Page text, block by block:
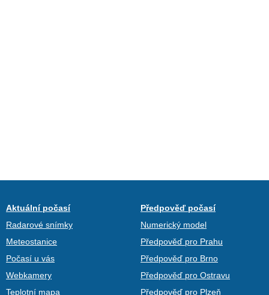
Aktuální počasí
Radarové snímky
Meteostanice
Počasí u vás
Webkamery
Teplotní mapa
Předpověď počasí
Numerický model
Předpověď pro Prahu
Předpověď pro Brno
Předpověď pro Ostravu
Předpověď pro Plzeň